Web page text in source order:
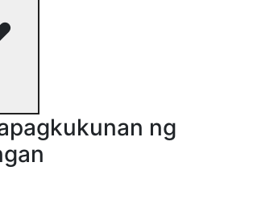
ng